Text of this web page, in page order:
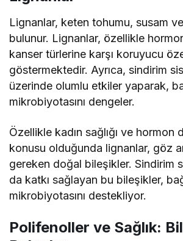
Lignanlar, keten tohumu, susam ve
bulunur. Lignanlar, özellikle
kanser türlerine karşı koruyucu
göstermektedir. Ayrıca, sindirim
üzerinde olumlu etkiler yaparak,
mikrobiyotasını dengeler.
Özellikle kadın sağlığı ve hormon
konusu olduğunda lignanlar, göz
gereken doğal bileşikler. Sindirim
da katkı sağlayan bu bileşikler,
mikrobiyotasını destekliyor.
Polifenoller ve Sağlık: